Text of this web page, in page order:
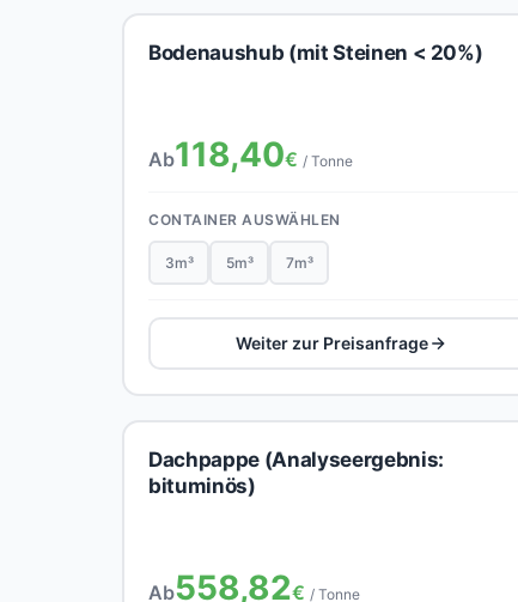
Bodenaushub (mit Steinen < 20%)
Ab118,40€ / Tonne
CONTAINER AUSWÄHLEN
3m³ 5m³ 7m³
Weiter zur Preisanfrage
Dachpappe (Analyseergebnis:
bituminös)
Ab558,82€ / Tonne